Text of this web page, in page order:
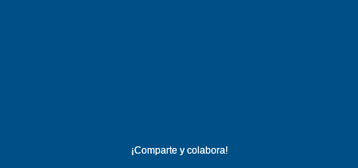
¡Comparte y colabora!